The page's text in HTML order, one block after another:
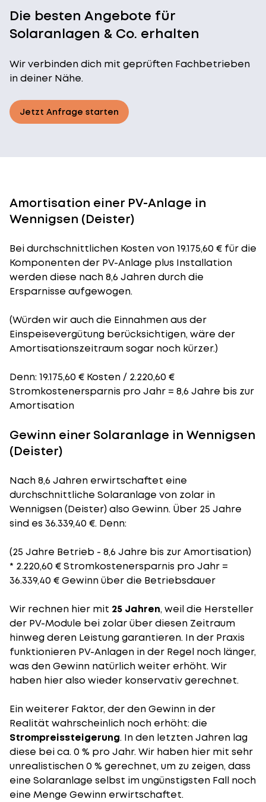
Die besten Angebote für
Solaranlagen & Co. erhalten
Wir verbinden dich mit geprüften Fachbetrieben
in deiner Nähe.
Jetzt Anfrage starten
Amortisation einer PV-Anlage in
Wennigsen (Deister)
Bei durchschnittlichen Kostenvon 19.175,60 € für die
Komponenten der PV-Anlage plus Installation
werden diese nach 8,6 Jahren durch die
Ersparnisse aufgewogen.
(Würden wir auch die Einnahmen aus der
Einspeisevergütung berücksichtigen, wäre der
Amortisationszeitraumsogar noch kürzer.)
Denn: 19.175,60 € Kosten / 2.220,60 €
Stromkostenersparnis pro Jahr = 8,6 Jahre bis zur
Amortisation
Gewinn einer Solaranlage in Wennigsen
(Deister)
Nach 8,6 Jahren erwirtschaftet eine
durchschnittliche Solaranlage von zolar in
Wennigsen (Deister) also Gewinn. Über 25 Jahre
sind es 36.339,40 €. Denn:
(25 Jahre Betrieb - 8,6 Jahre bis zur Amortisation)
* 2.220,60 € Stromkostenersparnis pro Jahr =
36.339,40 € Gewinn über die Betriebsdauer
Wir rechnen hier mit 25 Jahren, weil die Hersteller
der PV-Module bei zolar über diesen Zeitraum
hinweg deren Leistung garantieren. In der Praxis
funktionieren PV-Anlagen in der Regel noch länger,
was den Gewinn natürlich weiter erhöht. Wir
haben hier also wieder konservativ gerechnet.
Ein weiterer Faktor, der den Gewinn in der
Realität wahrscheinlich noch erhöht: die
Strompreissteigerung. In den letzten Jahren lag
diese bei ca. 0 % pro Jahr. Wir haben hier mit sehr
unrealistischen 0 % gerechnet, um zu zeigen, dass
eine Solaranlage selbst im ungünstigsten Fall noch
eine Menge Gewinn erwirtschaftet.